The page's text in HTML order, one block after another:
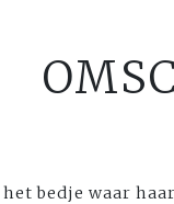
bedje waar